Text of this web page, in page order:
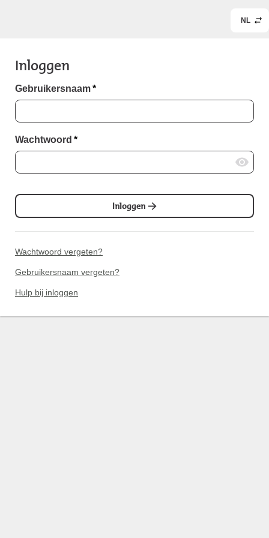
NL
Inloggen
Gebruikersnaam*
Wachtwoord *
Inloggen
Wachtwoord vergeten?
Gebruikersnaam vergeten?
Hulp bij inloggen